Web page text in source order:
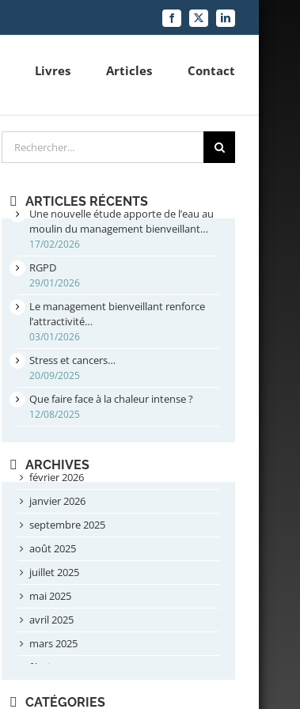
Facebook
X LinkedIn
Livres Articles Contact
Rechercher
ARTICLES RÉCENTS
Une nouvelle étude apporte de l’eau au
moulin du management bienveillant…
17/02/2026
RGPD
29/01/2026
Le management bienveillant renforce
l’attractivité…
03/01/2026
Stress et cancers…
20/09/2025
Que faire face à la chaleur intense ?
12/08/2025
ARCHIVES
février 2026
janvier 2026
septembre 2025
août 2025
juillet 2025
mai 2025
avril 2025
mars 2025
février 2025
CATÉGORIES